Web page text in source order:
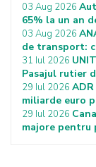
03 Aug 2026
65% la un an
03 Aug 2026
de transport:
31 Iul 2026
Pasajul rutier
29 Iul 2026
miliarde euro
29 Iul 2026
majore pentru